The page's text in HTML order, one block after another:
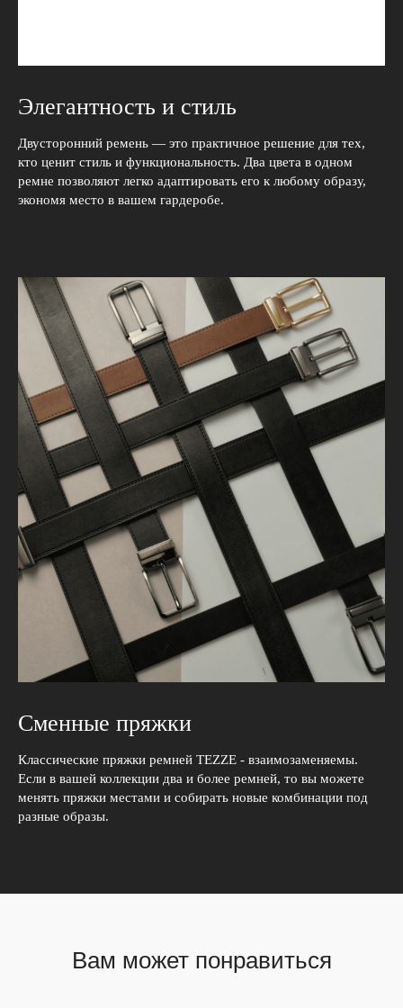
Элегантность и стиль
Двусторонний ремень — это практичное решение для тех,
кто ценит стиль и функциональность. Два цвета в одном
ремне позволяют легко адаптировать его к любому образу,
экономя место в вашем гардеробе.
Сменные пряжки
Классические пряжки ремней TEZZE - взаимозаменяемы.
Если в вашей коллекции два и более ремней, то вы можете
менять пряжки местами и собирать новые комбинации под
разные образы.
Вам может понравиться